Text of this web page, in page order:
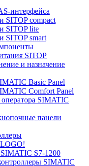
интерфейса
SITOP compact
SITOP lite
SITOP smart
SITOP
и назначение
Basic Panel
Comfort Panel
SIMATIC
панели
S7-1200
SIMATIC